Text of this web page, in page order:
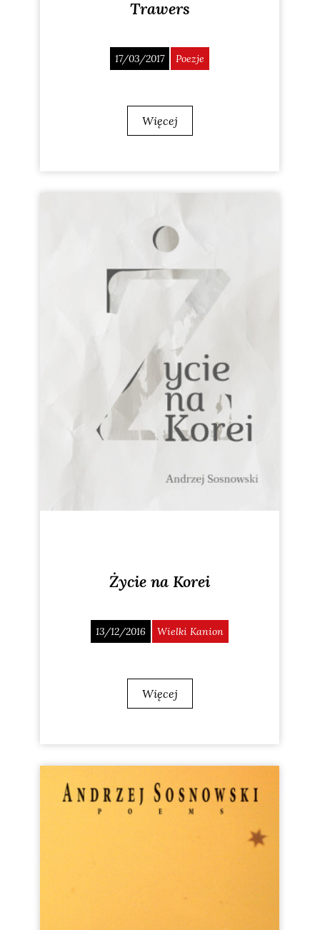
Trawers
17/03/2017 Poezje
Więcej
Życie na Korei
13/12/2016 Wielki Kanion
Więcej